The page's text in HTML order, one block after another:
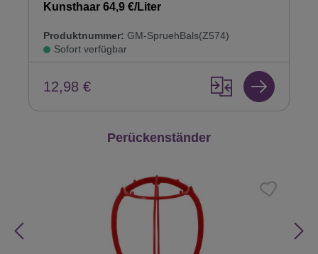
Kunsthaar 64,9 €/Liter
Produktnummer: GM-SpruehBals(Z574)
Sofort verfügbar
12,98 €
Produktgalerie überspringen
Perückenständer